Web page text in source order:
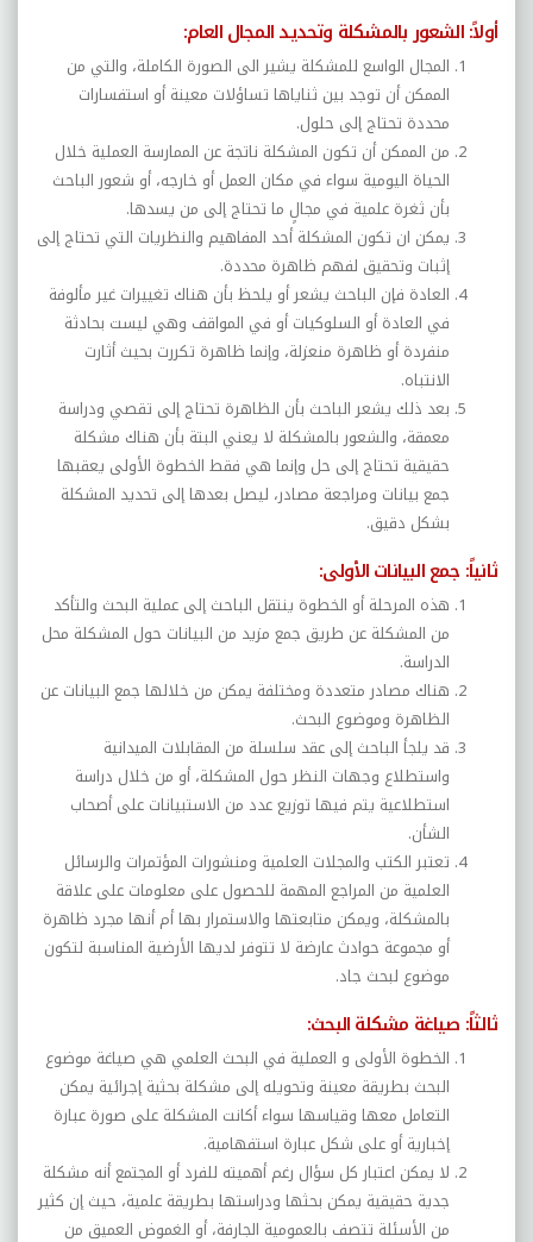
أولاً: الشعور بالمشكلة وتحديد المجال العام:
المجال الواسع للمشكلة يشير الى الصورة الكاملة، والتي من
الممكن أن توجد بين ثناياها تساؤلات معينة أو استفسارات
محددة تحتاج إلى حلول.
من الممكن أن تكون المشكلة ناتجة عن الممارسة العملية خلال
الحياة اليومية سواء في مكان العمل أو خارجه، أو شعور الباحث
بأن ثغرة علمية في مجالٍ ما تحتاج إلى من يسدها.
يمكن ان تكون المشكلة أحد المفاهيم والنظريات التي تحتاج إلى
إثبات وتحقيق لفهم ظاهرة محددة.
العادة فإن الباحث يشعر أو يلحظ بأن هناك تغييرات غير مألوفة
في العادة أو السلوكيات أو في المواقف وهي ليست بحادثة
منفردة أو ظاهرة منعزلة، وإنما ظاهرة تكررت بحيث أثارت
الانتباه.
بعد ذلك يشعر الباحث بأن الظاهرة تحتاج إلى تقصي ودراسة
معمقة، والشعور بالمشكلة لا يعني البتة بأن هناك مشكلة
حقيقية تحتاج إلى حل وإنما هي فقط الخطوة الأولى يعقبها
جمع بيانات ومراجعة مصادر، ليصل بعدها إلى تحديد المشكلة
بشكل دقيق.
ثانياً: جمع البيانات الأولى:
هذه المرحلة أو الخطوة ينتقل الباحث إلى عملية البحث والتأكد
من المشكلة عن طريق جمع مزيد من البيانات حول المشكلة محل
الدراسة.
هناك مصادر متعددة ومختلفة يمكن من خلالها جمع البيانات عن
الظاهرة وموضوع البحث.
قد يلجأ الباحث إلى عقد سلسلة من المقابلات الميدانية
واستطلاع وجهات النظر حول المشكلة، أو من خلال دراسة
استطلاعية يتم فيها توزيع عدد من الاستبيانات على أصحاب
الشأن.
تعتبر الكتب والمجلات العلمية ومنشورات المؤتمرات والرسائل
العلمية من المراجع المهمة للحصول على معلومات على علاقة
بالمشكلة، ويمكن متابعتها والاستمرار بها أم أنها مجرد ظاهرة
أو مجموعة حوادث عارضة لا تتوفر لديها الأرضية المناسبة لتكون
موضوع لبحث جاد.
ثالثاً: صياغة مشكلةالبحث:
الخطوة الأولى و العملية في البحث العلمي هي صياغة موضوع
البحث بطريقة معينة وتحويله إلى مشكلة بحثية إجرائية يمكن
التعامل معها وقياسها سواء أكانت المشكلة على صورة عبارة
إخبارية أو على شكل عبارة استفهامية.
لا يمكن اعتبار كل سؤال رغم أهميته للفرد أو المجتمع أنه مشكلة
جدية حقيقية يمكن بحثها ودراستها بطريقة علمية، حيث إن كثير
من الأسئلة تتصف بالعمومية الجارفة، أو الغموض العميق من